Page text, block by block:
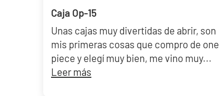
Caja Op-15
Unas cajas muy divertidas de abrir, son
mis primeras cosas que compro de one
piece y elegí muy bien, me vino muy...
Leer más